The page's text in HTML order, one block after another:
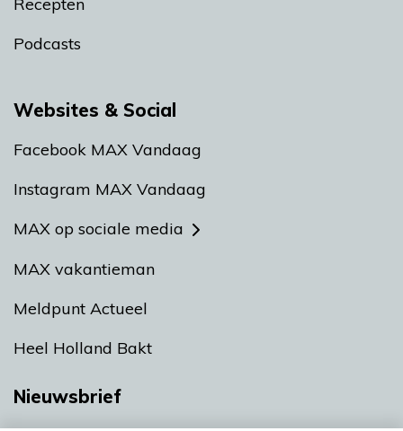
Podcasts
Websites & Social
Facebook MAX Vandaag
Instagram MAX Vandaag
MAX op sociale media
MAX vakantieman
Meldpunt Actueel
Heel Holland Bakt
Nieuwsbrief